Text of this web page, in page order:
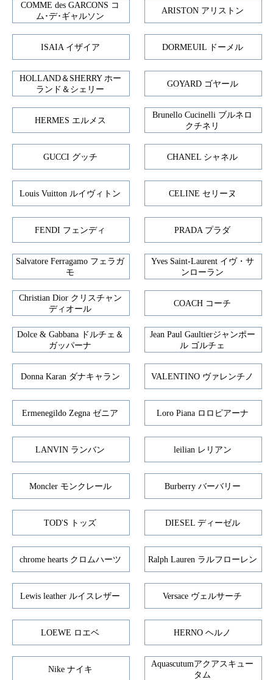
COMME des GARCONS コ
ム･デ･ギャルソン
ARISTON アリストン
ISAIA イザイア DORMEUIL ドーメル
HOLLAND＆SHERRY ホー
ランド＆シェリー
GOYARD ゴヤール
HERMES エルメス
Brunello Cucinelli ブルネロ
クチネリ
GUCCI グッチ CHANEL シャネル
Louis Vuitton ルイヴィトン CELINE セリーヌ
FENDI フェンディ PRADA プラダ
Salvatore Ferragamo フェラガ
モ
Yves Saint-Laurent イヴ・サ
ンローラン
Christian Dior クリスチャン
ディオール
COACH コーチ
Dolce & Gabbana ドルチェ＆
ガッパーナ
Jean Paul Gaultierジャンポー
ル ゴルチェ
Donna Karan ダナキャラン VALENTINO ヴァレンチノ
Ermenegildo Zegna ゼニア Loro Piana ロロピアーナ
LANVIN ランバン leilian レリアン
Moncler モンクレール Burberry バーバリー
TOD'S トッズ DIESEL ディーゼル
chrome hearts クロムハーツ Ralph Lauren ラルフローレン
Lewis leather ルイスレザー Versace ヴェルサーチ
LOEWE ロエベ HERNO ヘルノ
Nike ナイキ
Aquascutumアクアスキュー
タム